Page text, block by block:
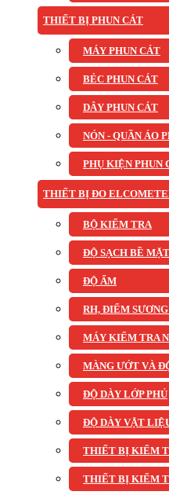
THIẾT BỊ PHUN CÁT
MÁY PHUN CÁT
BÉC PHUN CÁT
DÂY PHUN CÁT
NÓN - QUẦN ÁO
PHỤ KIỆN PHUN
THIẾT BỊ ĐO
BỘ KIỂM TRA
ĐỘ SẠCH BỀ
ĐỘ ẨM
RH, ĐIỂM
MÁY KIỂM TRA
MÀNG ƯỚT VÀ
ĐỘ DÀY LỚP PHỦ
ĐỘ DÀY VẬT
THIẾT BỊ KIỂM
THIẾT BỊ KIỂM